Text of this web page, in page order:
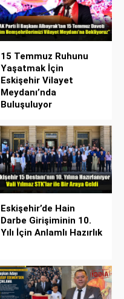
15 Temmuz Ruhunu
Yaşatmak İçin
Eskişehir Vilayet
Meydanı’nda
Buluşuluyor
Eskişehir’de Hain
Darbe Girişiminin 10.
Yılı İçin Anlamlı Hazırlık